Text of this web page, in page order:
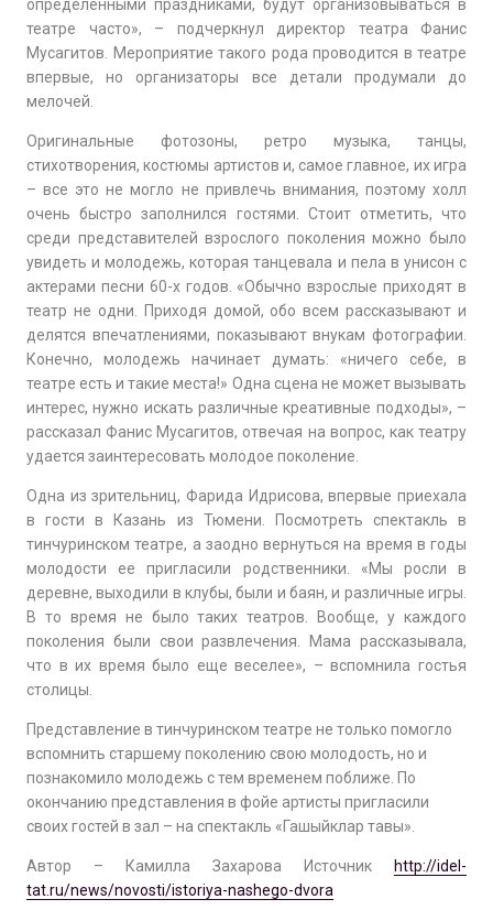
определенными праздниками, будут организовываться в
театре часто», – подчеркнул директор театра Фанис
Мусагитов. Мероприятие такого рода проводится в театре
впервые, но организаторы все детали продумали до
мелочей.
Оригинальные фотозоны, ретро музыка, танцы,
стихотворения, костюмы артистов и, самое главное, их игра
– все это не могло не привлечь внимания, поэтому холл
очень быстро заполнился гостями. Стоит отметить, что
среди представителей взрослого поколения можно было
увидеть и молодежь, которая танцевала и пела в унисон с
актерами песни 60-х годов. «Обычно взрослые приходят в
театр не одни. Приходя домой, обо всем рассказывают и
делятся впечатлениями, показывают внукам фотографии.
Конечно, молодежь начинает думать: «ничего себе, в
театре есть и такие места!» Одна сцена не может вызывать
интерес, нужно искать различные креативные подходы», –
рассказал Фанис Мусагитов, отвечая на вопрос, как театру
удается заинтересовать молодое поколение.
Одна из зрительниц, Фарида Идрисова, впервые приехала
в гости в Казань из Тюмени. Посмотреть спектакль в
тинчуринском театре, а заодно вернуться на время в годы
молодости ее пригласили родственники. «Мы росли в
деревне, выходили в клубы, были и баян, и различные игры.
В то время не было таких театров. Вообще, у каждого
поколения были свои развлечения. Мама рассказывала,
что в их время было еще веселее», – вспомнила гостья
столицы.
Представление в тинчуринском театре не только помогло
вспомнить старшему поколению свою молодость, но и
познакомило молодежь с тем временем поближе. По
окончанию представления в фойе артисты пригласили
своих гостей в зал – на спектакль «Гашыйклар тавы».
Автор – Камилла Захарова Источник
http://idel-
tat.ru/news/novosti/istoriya-nashego-dvora